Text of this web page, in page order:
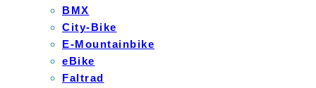
BMX
City-Bike
E-Mountainbike
eBike
Faltrad